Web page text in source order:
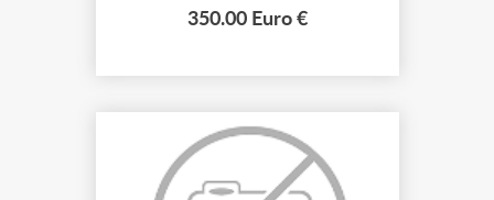
antidérapante avec trappe d’accès
350.00 Euro €